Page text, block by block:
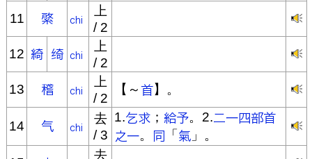
11
上
/ 2
12
上
/ 2
13
上
/ 2
【～ 】。
14
去
/ 3
1. ；
。2.
。
「
」。
去